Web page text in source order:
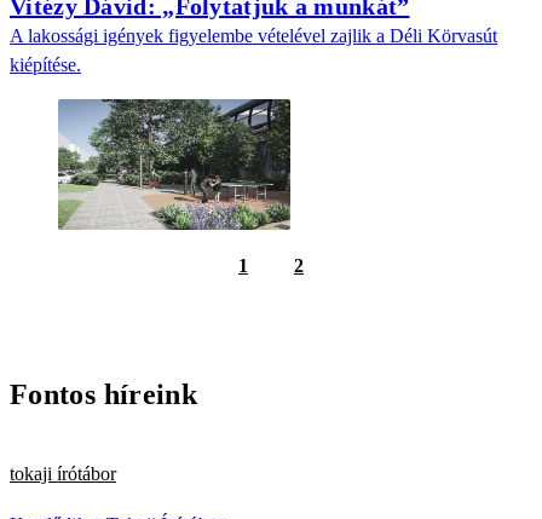
Vitézy Dávid: „Folytatjuk a munkát”
A lakossági igények figyelembe vételével zajlik a Déli Körvasút
kiépítése.
1 2
Fontos híreink
tokaji írótábor